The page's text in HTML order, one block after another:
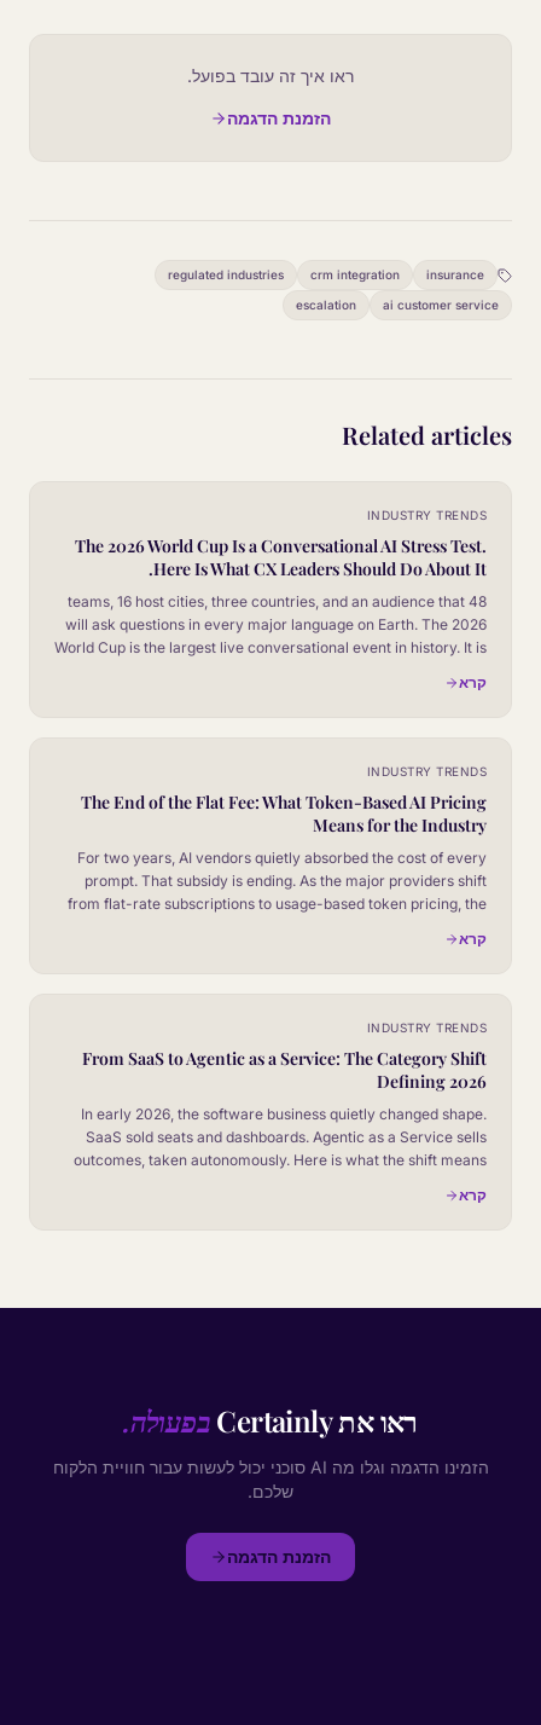
ראו איך זה עובד בפועל.
הזמנת הדגמה
insurance
crm integration
regulated industries
ai customer service
escalation
Related articles
INDUSTRY TRENDS
The 2026 World Cup Is a Conversational AI Stress Test.
Here Is What CX Leaders Should Do About It.
48 teams, 16 host cities, three countries, and an audience that
will ask questions in every major language on Earth. The 2026
World Cup is the largest live conversational event in history. It is
ever get.
קרא
INDUSTRY TRENDS
The End of the Flat Fee: What Token-Based AI Pricing
Means for the Industry
For two years, AI vendors quietly absorbed the cost of every
prompt. That subsidy is ending. As the major providers shift
from flat-rate subscriptions to usage-based token pricing, the
Here is what changes, and how CX leaders should price for it.
קרא
INDUSTRY TRENDS
From SaaS to Agentic as a Service: The Category Shift
Defining 2026
In early 2026, the software business quietly changed shape.
SaaS sold seats and dashboards. Agentic as a Service sells
outcomes, taken autonomously. Here is what the shift means
קרא
ראו את Certainly בפעולה.
הזמינו הדגמה וגלו מה AI סוכני יכול לעשות עבור חוויית הלקוח
שלכם.
הזמנת הדגמה